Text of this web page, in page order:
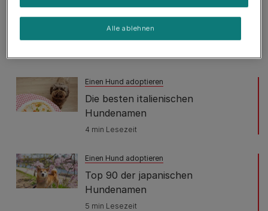
Einen Hund adoptieren
Einen Hund adoptieren
Die besten italienischen
Hundenamen
4 min Lesezeit
Einen Hund adoptieren
Top 90 der japanischen
Hundenamen
5 min Lesezeit
Alle ablehnen